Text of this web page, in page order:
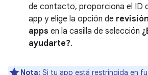
de contacto, proporciona el ID
app y elige la opción de
apps en la casilla de selección
ayudarte?.
Nota: Si tu app está restringida en